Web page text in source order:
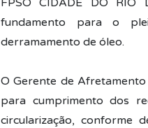
FPSO CIDADE DO
fundamento para o
derramamento de óleo.
O Gerente de
para cumprimento dos
circularização, conforme